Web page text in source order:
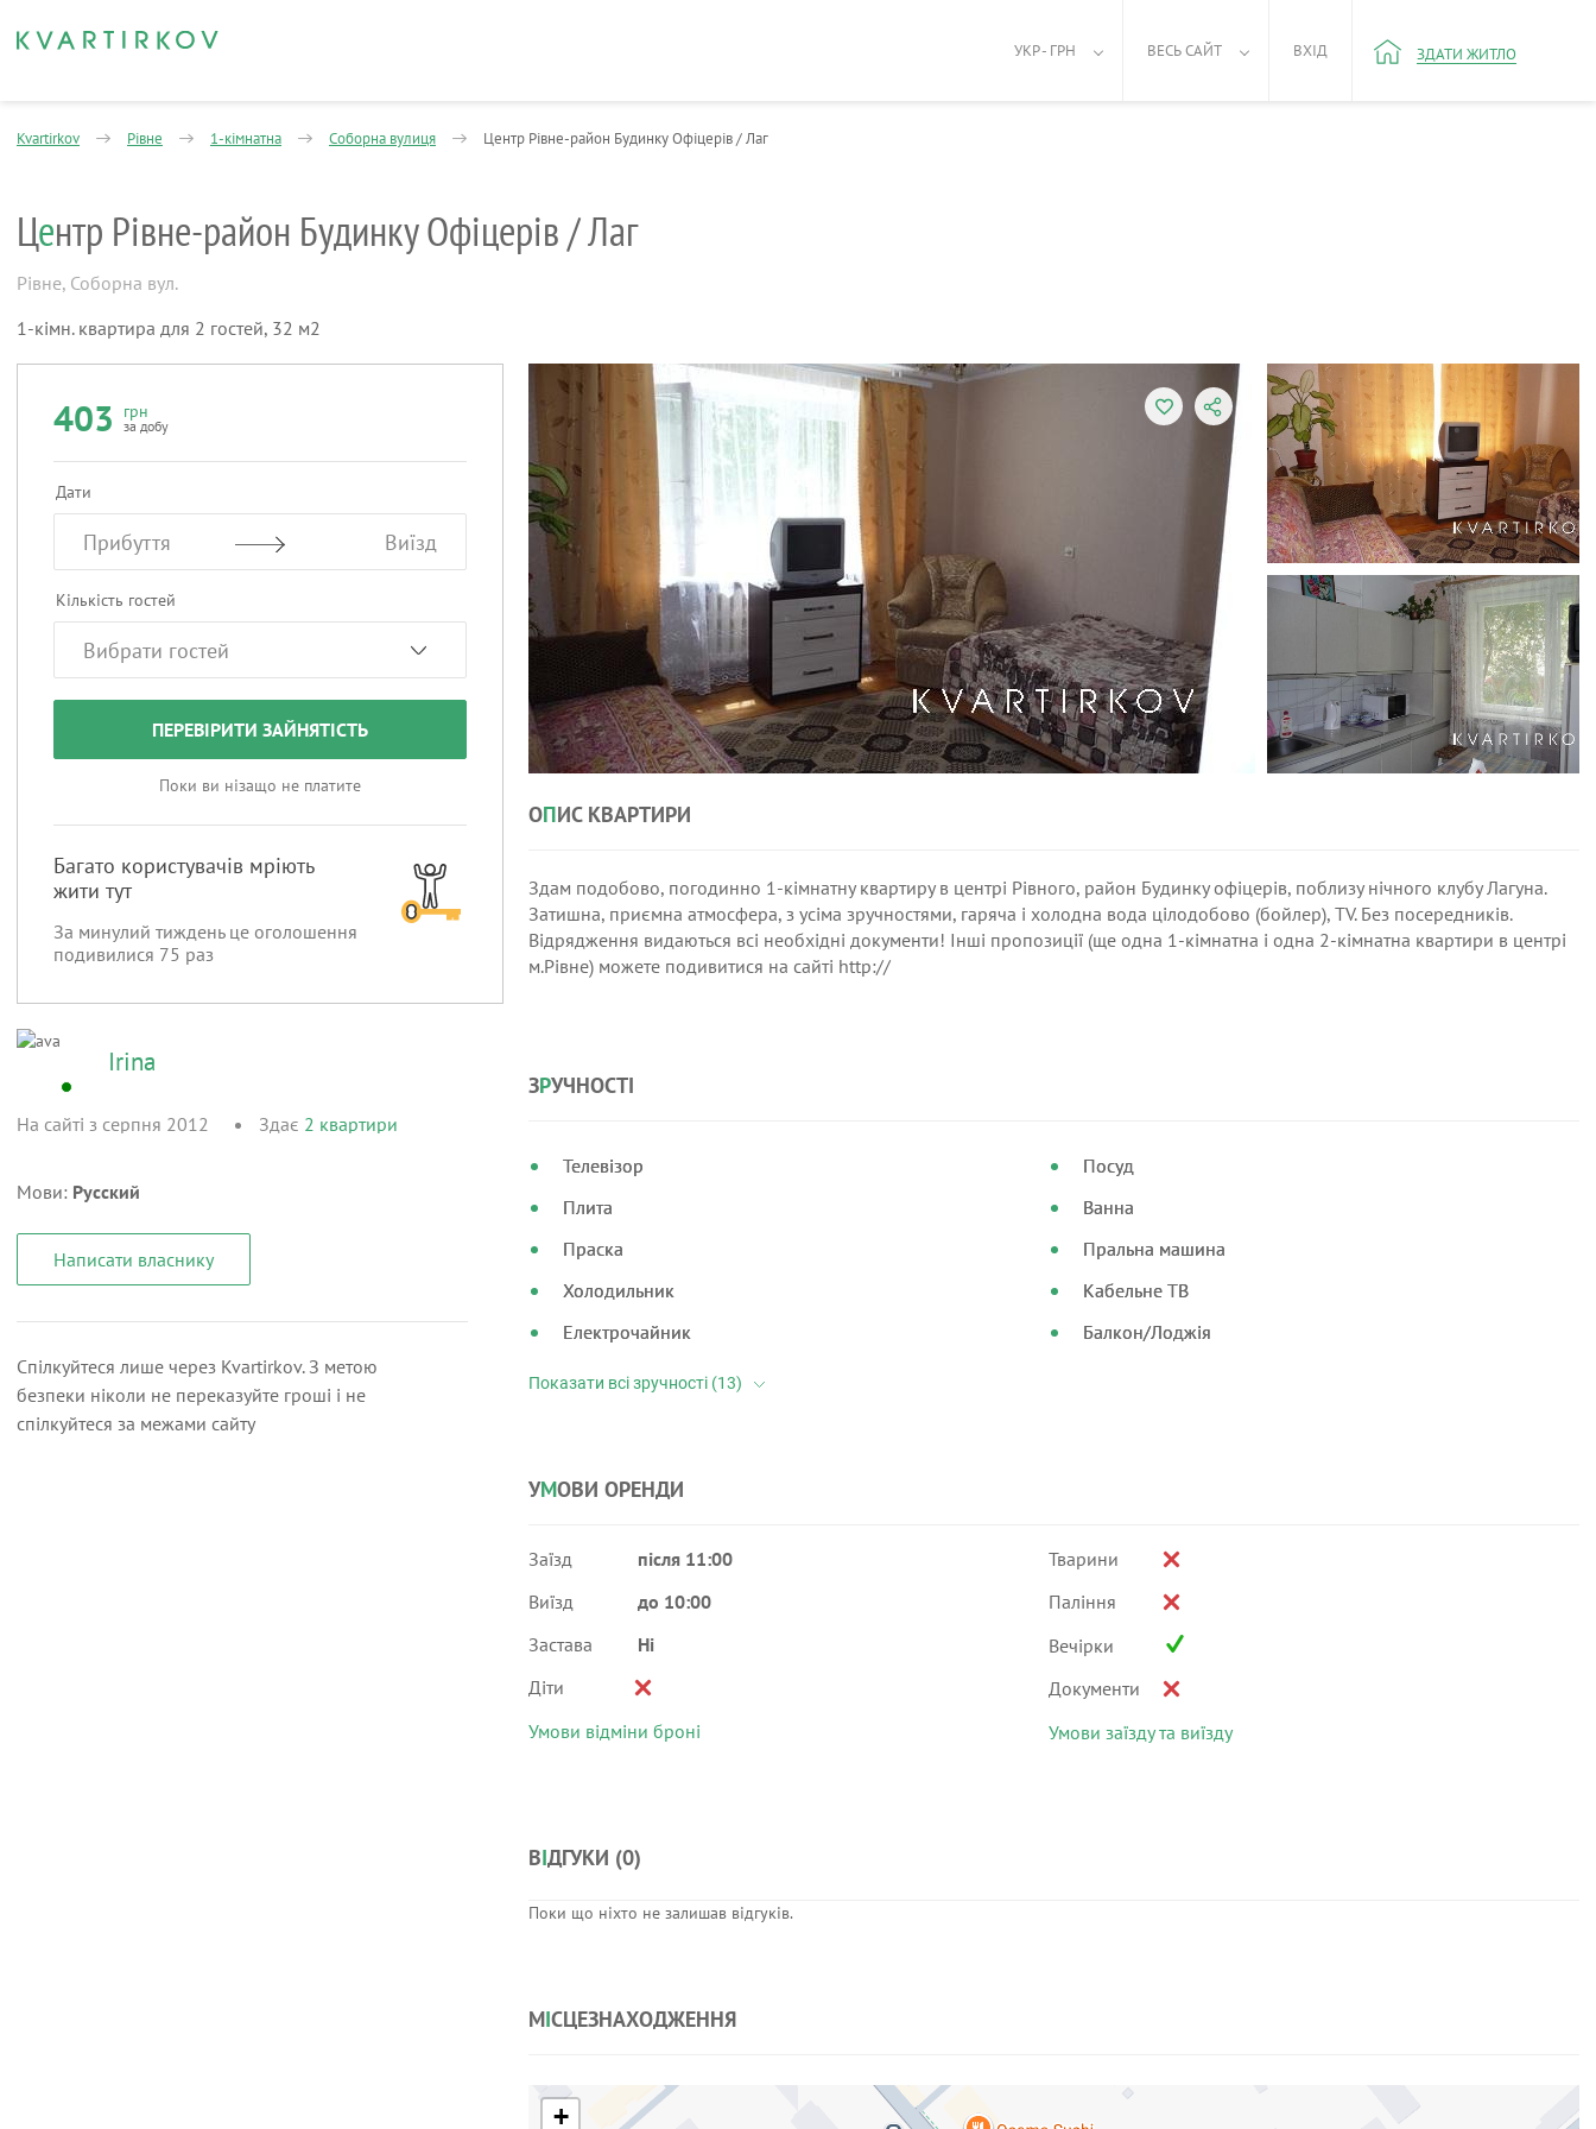
УКР - ГРН ВЕСЬ САЙТ ВХІД ЗДАТИ ЖИТЛО
Kvartirkov Рівне 1-кімнатна Соборна вулиця Центр Рівне-район Будинку Офіцерів / Лаг
Центр Рівне-район Будинку Офіцерів / Лаг
Рівне, Соборна вул.
1-кімн. квартира для 2 гостей, 32 м2
403 грн
за добу
Дати
Прибуття Виїзд
Кількість гостей
ПЕРЕВІРИТИ ЗАЙНЯТІСТЬ
Поки ви нізащо не платите
Багато користувачів мріють
жити тут
За минулий тиждень це оголошення
подивилися 75 раз
Irina
На сайті з серпня 2012 Здає 2 квартири
Мови: Русский
Написати власнику
Спілкуйтеся лише через Kvartirkov. З метою
безпеки ніколи не переказуйте гроші і не
спілкуйтеся за межами сайту
ОПИС КВАРТИРИ
Здам подобово, погодинно 1-кімнатну квартиру в центрі Рівного, район Будинку офіцерів, поблизу нічного клубу Лагуна.
Затишна, приємна атмосфера, з усіма зручностями, гаряча і холодна вода цілодобово (бойлер), TV. Без посередників.
Відрядження видаються всі необхідні документи! Інші пропозиції (ще одна 1-кімнатна і одна 2-кімнатна квартири в центрі
м.Рівне) можете подивитися на сайті http://
ЗРУЧНОСТІ
Телевізор
Плита
Праска
Холодильник
Електрочайник
Посуд
Ванна
Пральна машина
Кабельне ТВ
Балкон/Лоджія
УМОВИ ОРЕНДИ
Заїзд
після 11:00
Виїзд
до 10:00
Застава
Ні
Діти
Умови відміни броні
Тварини
Паління
Вечірки
Документи
Умови заїзду та виїзду
ВІДГУКИ (0)
Поки що ніхто не залишав відгуків.
МІСЦЕЗНАХОДЖЕННЯ
+